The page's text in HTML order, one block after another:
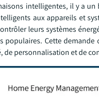
intelligentes, il y a
aux appareils et
leurs systèmes
populaires. Cette
de personnalisation et de